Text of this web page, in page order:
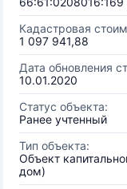
Кадастровая
1 097 941,88
Дата обновления
10.01.2020
Статус объекта:
Ранее учтенный
Тип объекта:
Объект
дом)